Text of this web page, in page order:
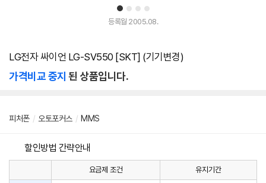
1 2 3 4
등록월 2005.08.
LG전자 싸이언 LG-SV550 [SKT] (기기변경)
가격비교 중지 된 상품입니다.
피처폰 / 오토포커스 / MMS
할인방법 간략안내
요금제 조건 유지기간